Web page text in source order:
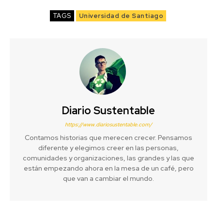
TAGS Universidad de Santiago
Diario Sustentable
https://www.diariosustentable.com/
Contamos historias que merecen crecer. Pensamos
diferente y elegimos creer en las personas,
comunidades y organizaciones, las grandes y las que
están empezando ahora en la mesa de un café, pero
que van a cambiar el mundo.